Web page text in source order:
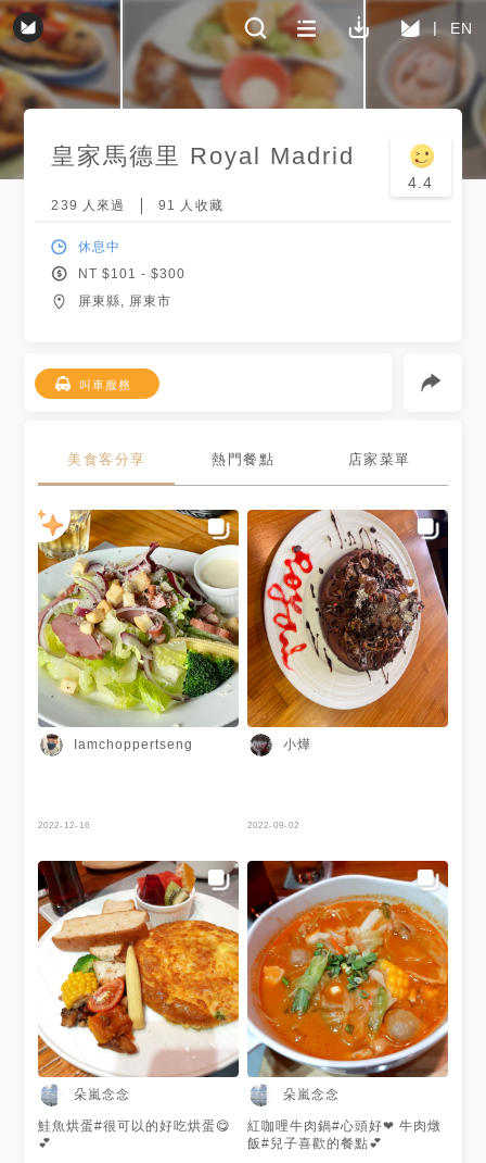
EN
皇家馬德里 Royal Madrid
4.4
239 人來過 91 人收藏
休息中
NT $101 - $300
屏東縣, 屏東市
叫車服務
美食客分享 熱門餐點 店家菜單
Iamchoppertseng
2022-12-16
小燁
2022-09-02
朵嵐念念
鮭魚烘蛋#很可以的好吃烘蛋😋
💕
朵嵐念念
紅咖哩牛肉鍋#心頭好❤ 牛肉燉
飯#兒子喜歡的餐點💕